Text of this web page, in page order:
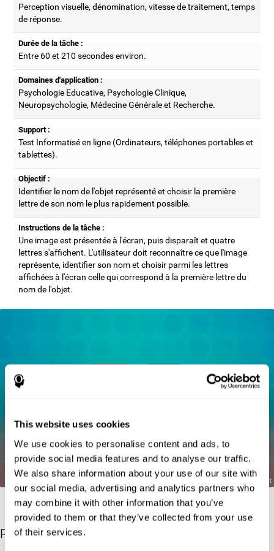
This website uses cookies
We use cookies to personalise content and ads, to
provide social media features and to analyse our traffic.
We also share information about your use of our site with
our social media, advertising and analytics partners who
may combine it with other information that you’ve
provided to them or that they’ve collected from your use
of their services.
Perception visuelle, dénomination, vitesse de traitement, temps
de réponse.
Durée de la tâche :
Entre 60 et 210 secondes environ.
Domaines d'application :
Psychologie Educative, Psychologie Clinique,
Neuropsychologie, Médecine Générale et Recherche.
Support :
Test Informatisé en ligne (Ordinateurs, téléphones portables et
tablettes).
Objectif :
Identifier le nom de l'objet représenté et choisir la première
lettre de son nom le plus rapidement possible.
Instructions de la tâche :
Une image est présentée à l'écran, puis disparaît et quatre
lettres s'affichent. L'utilisateur doit reconnaître ce que l'image
représente, identifier son nom et choisir parmi les lettres
affichées à l'écran celle qui correspond à la première lettre du
nom de l'objet.
Références